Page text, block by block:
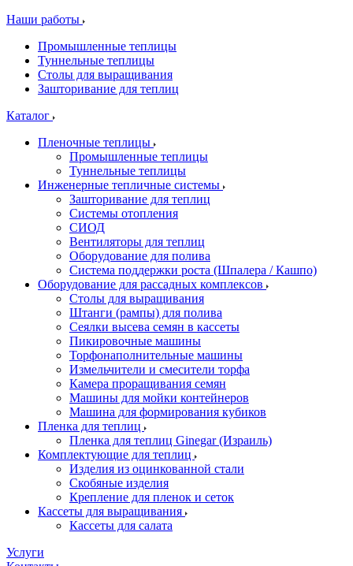
Наши работы
Промышленные теплицы
Туннельные теплицы
Столы для выращивания
Зашторивание для теплиц
Каталог
Пленочные теплицы
Промышленные теплицы
Туннельные теплицы
Инженерные тепличные системы
Зашторивание для теплиц
Системы отопления
СИОД
Вентиляторы для теплиц
Оборудование для полива
Система поддержки роста (Шпалера / Кашпо)
Оборудование для рассадных комплексов
Столы для выращивания
Штанги (рампы) для полива
Сеялки высева семян в кассеты
Пикировочные машины
Торфонаполнительные машины
Измельчители и смесители торфа
Камера проращивания семян
Машины для мойки контейнеров
Машина для формирования кубиков
Пленка для теплиц
Пленка для теплиц Ginegar (Израиль)
Комплектующие для теплиц
Изделия из оцинкованной стали
Скобяные изделия
Крепление для пленок и сеток
Кассеты для выращивания
Кассеты для салата
Услуги